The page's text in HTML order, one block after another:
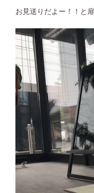
お見送りだよー！！と